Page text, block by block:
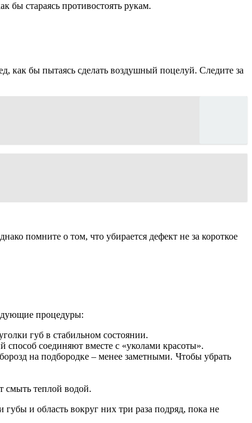
бы стараясь противостоять рукам.
как бы пытаясь сделать воздушный поцелуй. Следите за
помните о том, что убирается дефект не за короткое
процедуры:
губ в стабильном состоянии.
соединяют вместе с «уколами красоты».
на подбородке – менее заметными. Чтобы убрать
смыть теплой водой.
и область вокруг них три раза подряд, пока не